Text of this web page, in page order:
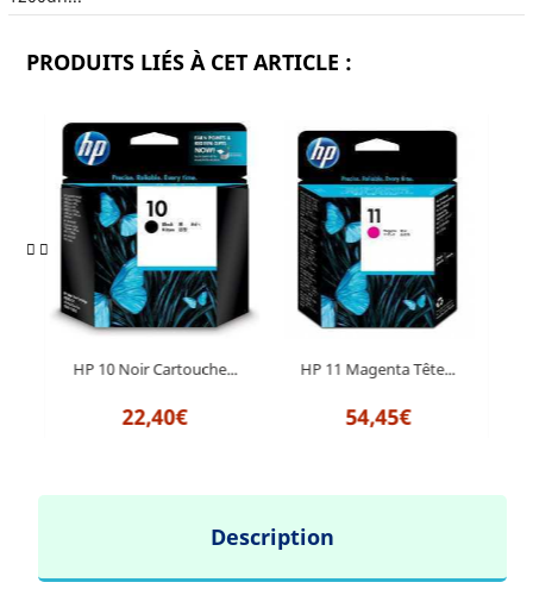
PRODUITS LIÉS À CET ARTICLE :
HP 10 Noir Cartouche...
22,40€
HP 11 Magenta Tête...
54,45€
Description